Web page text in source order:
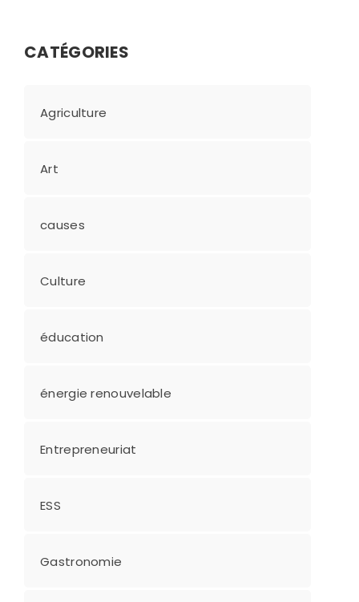
CATÉGORIES
Agriculture
Art
causes
Culture
éducation
énergie renouvelable
Entrepreneuriat
ESS
Gastronomie